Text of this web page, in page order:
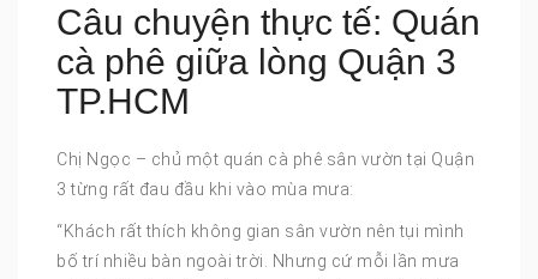
Câu chuyện thực tế: Quán
cà phê giữa lòng Quận 3
TP.HCM
Chị Ngọc – chủ một quán cà phê sân vườn tại Quận
3 từng rất đau đầu khi vào mùa mưa:
“Khách rất thích không gian sân vườn nên tụi mình
bố trí nhiều bàn ngoài trời. Nhưng cứ mỗi lần mưa